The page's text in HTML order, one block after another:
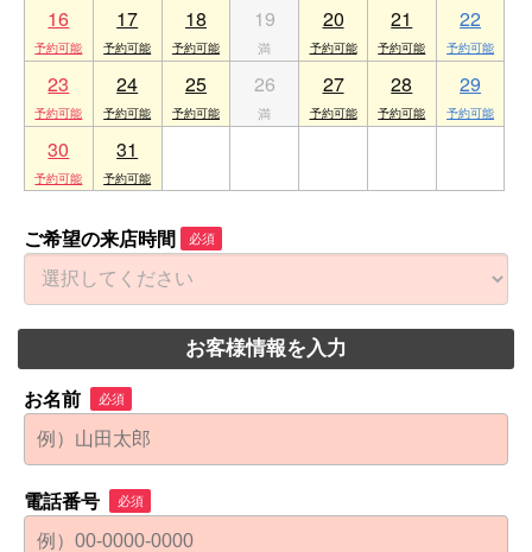
16 17 18 19 20 21 22
23 24 25 26 27 28 29
30 31
ご希望の来店時間 必須
お客様情報を入力
お名前 必須
電話番号 必須